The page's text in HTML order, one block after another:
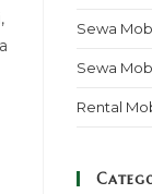
Sewa
Sewa
Rental